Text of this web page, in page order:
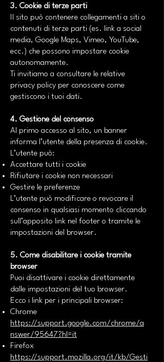
3. Cookie di terze parti
Il sito può contenere collegamenti a siti o
contenuti di terze parti (es. link a social
media, Google Maps, Vimeo, YouTube,
ecc.) che possono impostare cookie
autonomamente.
Ti invitiamo a consultare le relative
privacy policy per conoscere come
gestiscono i tuoi dati.
4. Gestione del consenso
Al primo accesso al sito, un banner
informa l’utente della presenza di cookie.
L’utente può:
Accettare tutti i cookie
Rifiutare i cookie non necessari
Gestire le preferenze
L’utente può modificare o revocare il
consenso in qualsiasi momento cliccando
sull’apposito link nel footer o tramite le
impostazioni del browser.
5. Come disabilitare i cookie tramite
browser
Puoi disattivare i cookie direttamente
dalle impostazioni del tuo browser.
Ecco i link per i principali browser:
Chrome
https://support.google.com/chrome/a
nswer/95647?hl=it
Firefox
https://support.mozilla.org/it/kb/Gesti